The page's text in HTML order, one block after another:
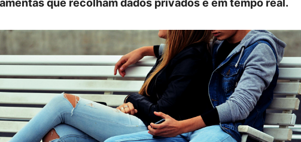
que recolham dados privados e em tempo real.